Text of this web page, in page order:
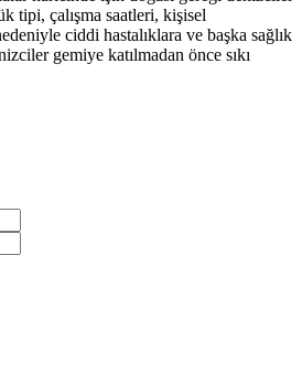
tipi, çalışma saatleri, kişisel
ciddi hastalıklara ve başka sağlık
gemiye katılmadan önce sıkı